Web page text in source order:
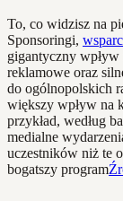
To, co widzisz na
Sponsoringi,
gigantyczny
reklamowe oraz
do ogólnopolskich
większy wpływ na
przykład, według
medialne
uczestników niż te
bogatszy program